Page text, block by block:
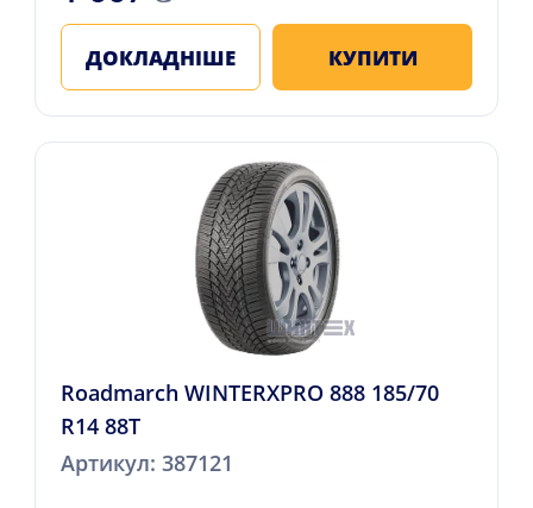
ДОКЛАДНІШЕ КУПИТИ
Roadmarch WINTERXPRO 888 185/70
R14 88T
Артикул: 387121